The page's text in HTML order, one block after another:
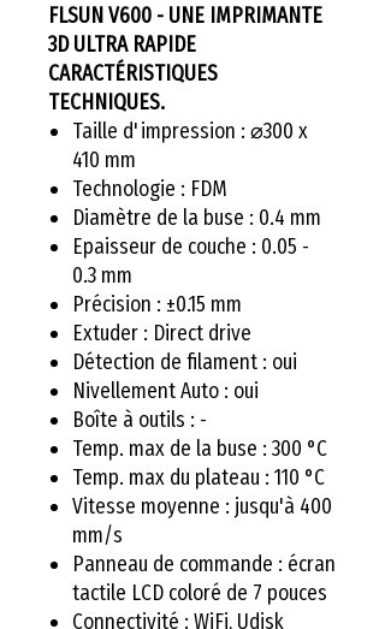
FLSUN V600 - UNE IMPRIMANTE
3D ULTRA RAPIDE
CARACTÉRISTIQUES
TECHNIQUES.
Taille d'impression : ⌀300 x
410 mm
Technologie : FDM
Diamètre de la buse : 0.4 mm
Epaisseur de couche : 0.05 -
0.3 mm
Précision : ±0.15 mm
Extuder : Direct drive
Détection de filament : oui
Nivellement Auto : oui
Boîte à outils : -
Temp. max de la buse : 300 °C
Temp. max du plateau : 110 °C
Vitesse moyenne : jusqu'à 400
mm/s
Panneau de commande : écran
tactile LCD coloré de 7 pouces
Connectivité : WiFi, Udisk